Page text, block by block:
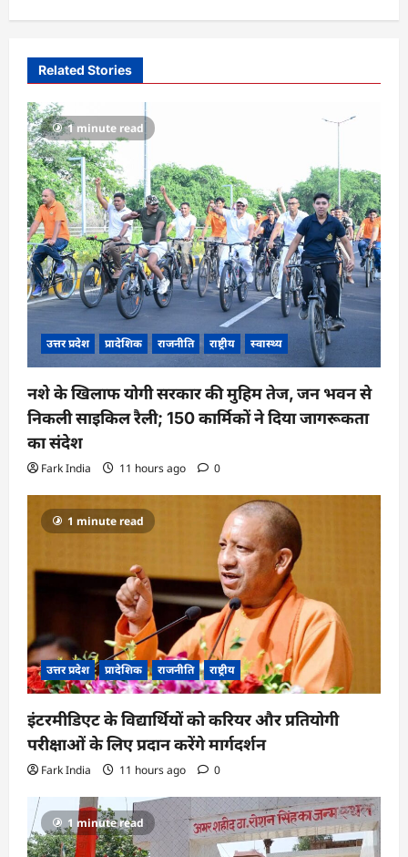
v
g
a
t
i
o
n
Related Stories
1 minute read
उत्तर प्रदेश प्रादेशिक राजनीति राष्ट्रीय स्वास्थ्य
नशे के खिलाफ योगी सरकार की मुहिम तेज, जन भवन से
निकली साइकिल रैली; 150 कार्मिकों ने दिया जागरूकता
का संदेश
Fark India 11 hours ago 0
1 minute read
उत्तर प्रदेश प्रादेशिक राजनीति राष्ट्रीय
इंटरमीडिएट के विद्यार्थियों को करियर और प्रतियोगी
परीक्षाओं के लिए प्रदान करेंगे मार्गदर्शन
Fark India 11 hours ago 0
1 minute read